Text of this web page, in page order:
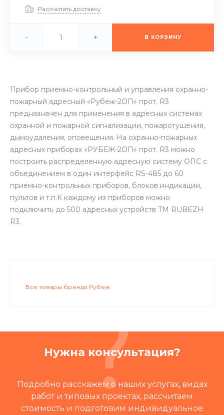
Рассчитать доставку
- + В КОРЗИНУ
Прибор приемно-контрольный и управления охранно-
пожарный адреcный «Рубеж-2ОП» прот. R3
предназначен для применения в адресных системах
охранной и пожарной сигнализации, пожаротушения,
дымоудаления, оповещения. На охранно-пожарных
адресных приборах «РУБЕЖ-2ОП» прот. R3 можно
построить распределенную адресную систему ОПС с
объединением в один интерфейс RS-485 до 60
приемно-контрольных приборов, блоков индикации,
пультов и т.п.К каждому из приборов можно
подключить до 500 адресных устройств TM RUBEZH
R3.
Все товары бренда Рубеж
Нужна консультация?
Подробно расскажем о наших услугах, видах
работ и типовых проектах, рассчитаем
стоимость и подготовим индивидуальное